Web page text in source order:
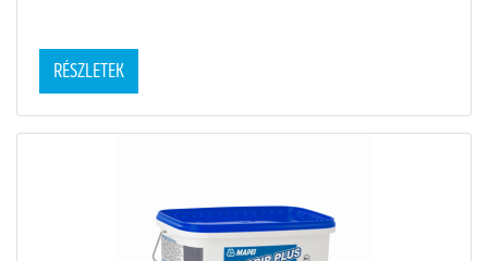
RÉSZLETEK